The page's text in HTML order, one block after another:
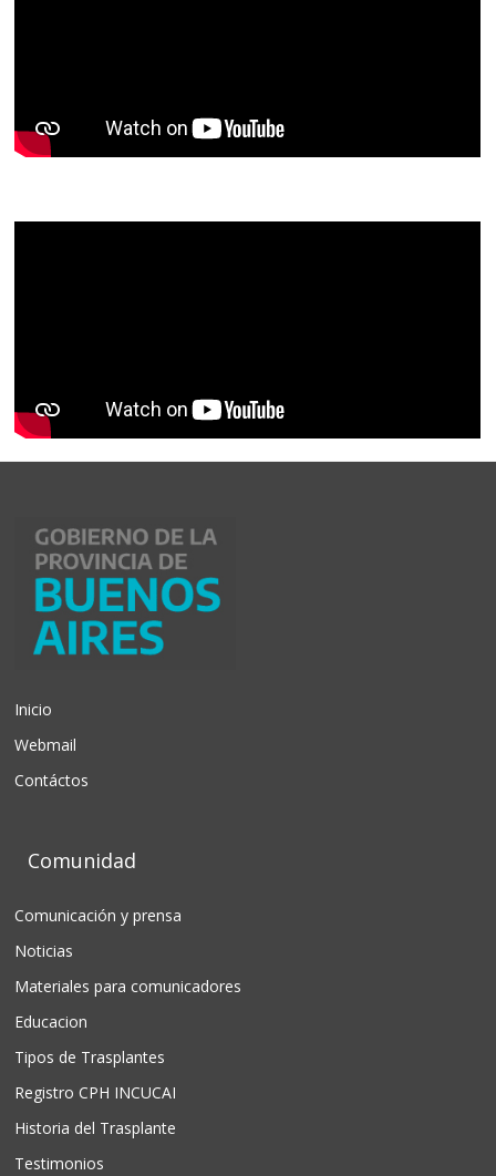
Inicio
Webmail
Contáctos
Comunidad
Comunicación y prensa
Noticias
Materiales para comunicadores
Educacion
Tipos de Trasplantes
Registro CPH INCUCAI
Historia del Trasplante
Testimonios